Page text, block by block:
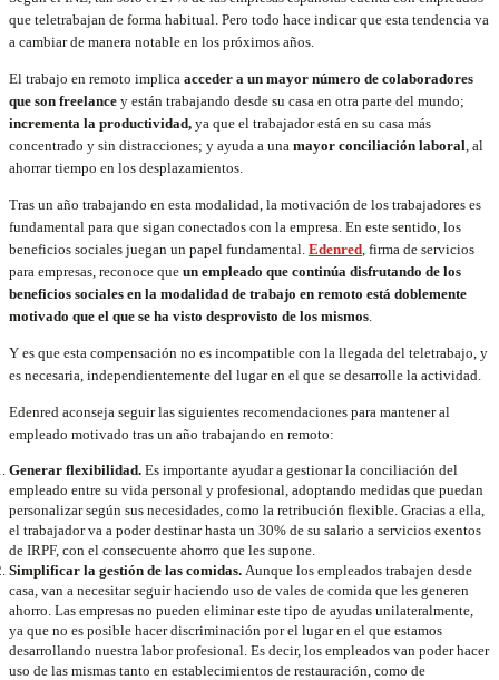
que teletrabajan de forma habitual. Pero todo hace indicar que esta tendencia va
a cambiar de manera notable en los próximos años.
El trabajo en remoto implica acceder a un mayor número de colaboradores
que son freelance y están trabajando desde su casa en otra parte del mundo;
incrementa la productividad, ya que el trabajador está en su casa más
concentrado y sin distracciones; y ayuda a una mayor conciliación laboral, al
ahorrar tiempo en los desplazamientos.
Tras un año trabajando en esta modalidad, la motivación de los trabajadores es
fundamental para que sigan conectados con la empresa. En este sentido, los
beneficios sociales juegan un papel fundamental. Edenred, firma de servicios
para empresas, reconoce que un empleado que continúa disfrutando de los
beneficios sociales en la modalidad de trabajo en remoto está doblemente
motivado que el que se ha visto desprovisto de los mismos.
Y es que esta compensación no es incompatible con la llegada del teletrabajo, y
es necesaria, independientemente del lugar en el que se desarrolle la actividad.
Edenred aconseja seguir las siguientes recomendaciones para mantener al
empleado motivado tras un año trabajando en remoto:
Generar flexibilidad. Es importante ayudar a gestionar la conciliación del
empleado entre su vida personal y profesional, adoptando medidas que puedan
personalizar según sus necesidades, como la retribución flexible. Gracias a ella,
el trabajador va a poder destinar hasta un 30% de su salario a servicios exentos
de IRPF, con el consecuente ahorro que les supone.
Simplificar la gestión de las comidas. Aunque los empleados trabajen desde
casa, van a necesitar seguir haciendo uso de vales de comida que les generen
ahorro. Las empresas no pueden eliminar este tipo de ayudas unilateralmente,
ya que no es posible hacer discriminación por el lugar en el que estamos
desarrollando nuestra labor profesional. Es decir, los empleados van poder hacer
uso de las mismas tanto en establecimientos de restauración, como de